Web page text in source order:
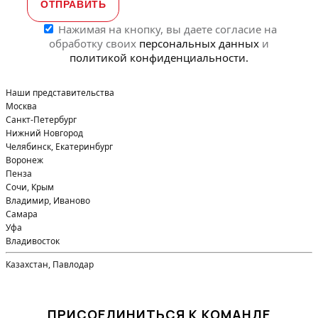
Нажимая на кнопку, вы даете согласие на
обработку своих персональных данных и
политикой конфиденциальности.
Наши представительства
Москва
Санкт-Петербург
Нижний Новгород
Челябинск, Екатеринбург
Воронеж
Пенза
Сочи, Крым
Владимир, Иваново
Самара
Уфа
Владивосток
Казахстан, Павлодар